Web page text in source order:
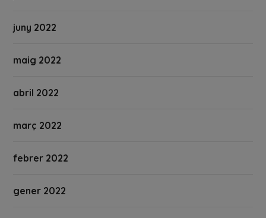
juny 2022
maig 2022
abril 2022
març 2022
febrer 2022
gener 2022